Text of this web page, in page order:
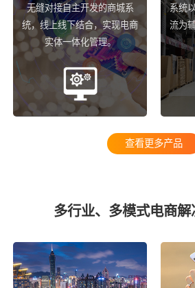
无缝对接自主开发的商城系
统，线上线下结合，实现电商
实体一体化管理。
系统
流为
查看更多产品
多行业、多模式电商解